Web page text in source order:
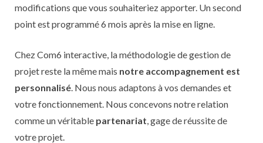
modifications que vous souhaiteriez apporter. Un second
point est programmé 6 mois après la mise en ligne.
Chez Com6 interactive, la méthodologie de gestion de
projet reste la même mais notre accompagnement est
personnalisé. Nous nous adaptons à vos demandes et
votre fonctionnement. Nous concevons notre relation
comme un véritable partenariat, gage de réussite de
votre projet.